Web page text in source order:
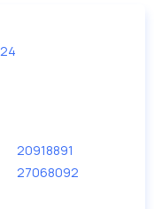
тормозные
20918891
27068092